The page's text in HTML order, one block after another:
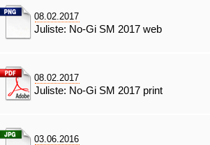
08.02.2017
Juliste: No-Gi SM 2017 web
08.02.2017
Juliste: No-Gi SM 2017 print
03.06.2016